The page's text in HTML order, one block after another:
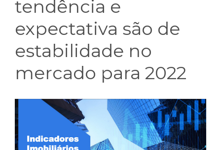
tendência e
expectativa são de
estabilidade no
mercado para 2022